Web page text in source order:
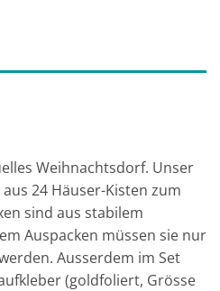
Weihnachtsdorf. Unser
24 Häuser-Kisten zum
sind aus stabilem
Auspacken müssen sie nur
Ausserdem im Set
(goldfoliert, Grösse